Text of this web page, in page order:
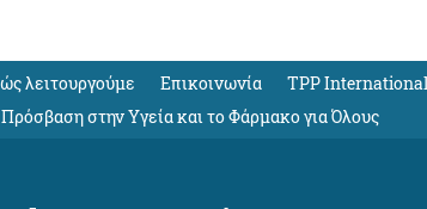
λειτουργούμε Eπικοινωνία TPP International
Πρόσβαση στην Υγεία και το Φάρμακο για Όλους